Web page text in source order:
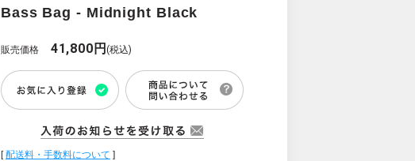
Bass Bag - Midnight Black
販売価格 41,800円(税込)
[配送料・手数料について ]